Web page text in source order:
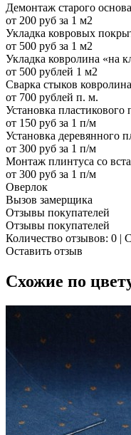
Демонтаж старого
от 200 руб за 1 м2
Укладка ковровых
от 500 руб за 1 м2
Укладка ковролина «на
от 500 рублей 1 м2
Сварка стыков
от 700 рублей п. м.
Установка пластикового
от 150 руб за 1 п/м
Установка деревянного
от 300 руб за 1 п/м
Монтаж плинтуса со
от 300 руб за 1 п/м
Оверлок
Вызов замерщика
Отзывы покупателей
Отзывы покупателей
Количество отзывов: 0 |
Оставить отзыв
Схожие по